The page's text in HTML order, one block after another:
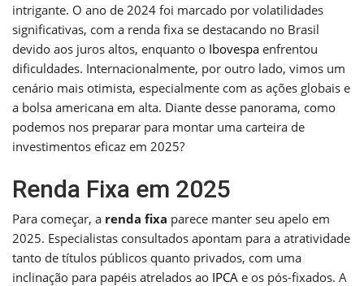
intrigante. O ano de 2024 foi marcado por volatilidades
significativas, com a renda fixa se destacando no Brasil
devido aos juros altos, enquanto o Ibovespa enfrentou
dificuldades. Internacionalmente, por outro lado, vimos um
cenário mais otimista, especialmente com as ações globais e
a bolsa americana em alta. Diante desse panorama, como
podemos nos preparar para montar uma carteira de
investimentos eficaz em 2025?
Renda Fixa em 2025
Para começar, a renda fixa parece manter seu apelo em
2025. Especialistas consultados apontam para a atratividade
tanto de títulos públicos quanto privados, com uma
inclinação para papéis atrelados ao IPCA e os pós-fixados. A